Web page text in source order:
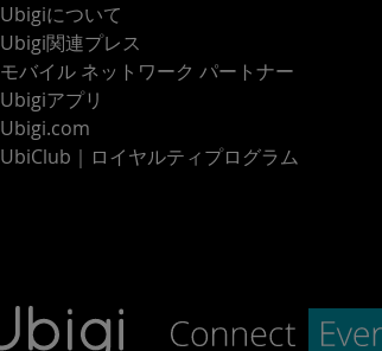
Ubigiについて
Ubigi関連プレス
モバイル ネットワーク パートナー
Ubigiアプリ
Ubigi.com
UbiClub｜ロイヤルティプログラム